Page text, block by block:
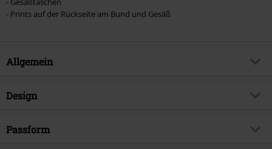
- Prints auf der Rückseite am Bund und Gesäß
Allgemein
Artikelnummer:
Exklusiv bei EMP
Design
Produkt-Typ
Passform